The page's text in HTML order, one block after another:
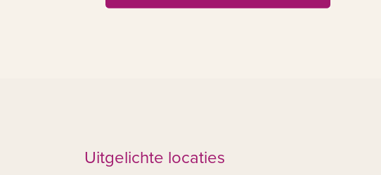
Uitgelichte locaties